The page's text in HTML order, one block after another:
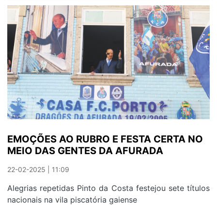
EUROPEU
À
CÂMARA
ANTES
DE
SER
'CIDADÃO
DE
GAIA'
EMOÇÕES AO RUBRO E FESTA CERTA NO
MEIO DAS GENTES DA AFURADA
22-02-2025 | 11:09
Alegrias repetidas Pinto da Costa festejou sete títulos
nacionais na vila piscatória gaiense